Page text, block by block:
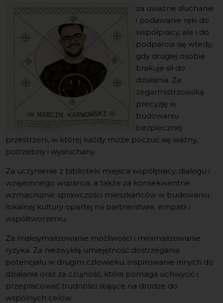
za uważne słuchanie
i podawanie ręki do
współpracy, ale i do
podparcia się wtedy,
gdy drugiej osobie
brakuje sił do
działania. Za
zegarmistrzowską
precyzję w
budowaniu
bezpiecznej
przestrzeni, w której każdy może poczuć się ważny,
potrzebny i wysłuchany.
Za uczynienie z biblioteki miejsca współpracy, dialogu i
wzajemnego wsparcia, a także za konsekwentne
wzmacnianie sprawczości mieszkańców w budowaniu
lokalnej kultury opartej na partnerstwie, empatii i
współtworzeniu.
Za maksymalizowanie możliwości i minimalizowanie
ryzyka. Za niezwykłą umiejętność dostrzegania
potencjału w drugim człowieku, inspirowanie innych do
działania oraz za czujność, która pomaga uchwycić i
przepracować trudności stające na drodze do
wspólnych celów.